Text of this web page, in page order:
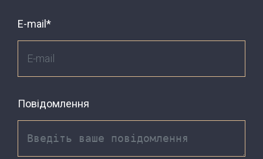
E-mail*
Повідомлення